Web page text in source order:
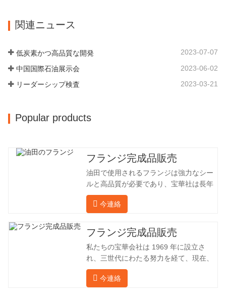
ーは、同じ業界で 15…
50,000平方メートル、建物周囲の面積は
25,000平方メートルです。従業員数は
260 名、エンジニアリング技術者は 46
関連ニュース
低炭素かつ高品質な開発 2023-07-07
中国国際石油展示会 2023-06-02
リーダーシップ検査 2023-03-21
Popular products
フランジ完成品販売
油田で使用されるフランジは強力なシー
ルと高品質が必要であり、宝華社は長年
油田でフランジを加工し、間接的に外国
（ドイツ、ロシア）に輸出してきまし
社は海外の顧客と直接輸出入し、第三者
手数料を回避して、強力な製品品質と低
価格を確保したいと考えています。以下
の表はこの製品の情報です。以下に当社
の簡単な紹介をさせていただきます。 材
今連絡
フランジ完成品販売
私たちの宝華会社は 1969 年に設立さ
れ、三世代にわたる努力を経て、現在、
敷地面積は 50,000 平方メートル、建築
面積は 25,000 平方メートルです。従業
今連絡